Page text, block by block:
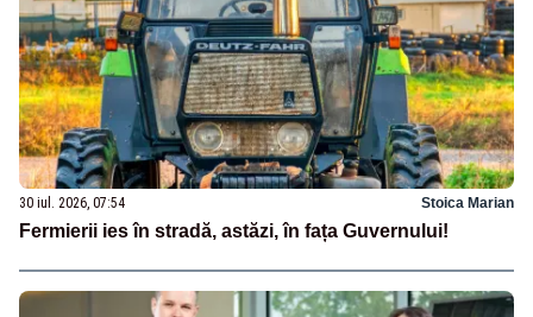
30 iul. 2026, 07:54 Stoica Marian
Fermierii ies în stradă, astăzi, în fața Guvernului!